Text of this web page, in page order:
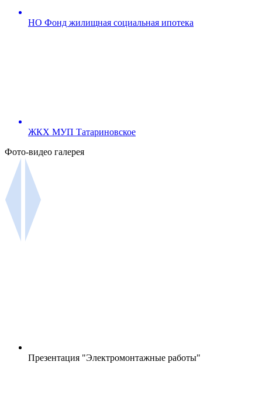
НО Фонд жилищная социальная ипотека
ЖКХ МУП Татариновское
Фото-видео галерея
Презентация "Электромонтажные работы"